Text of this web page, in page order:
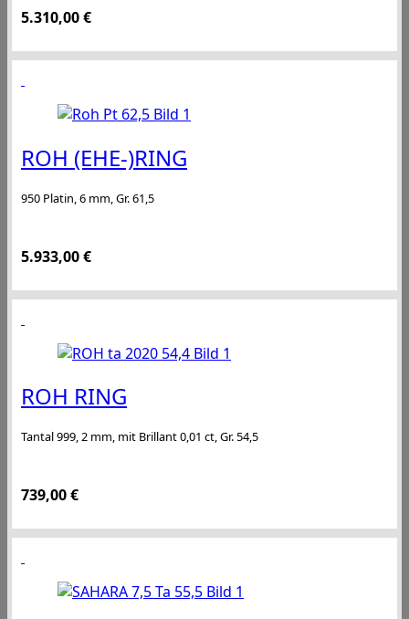
5.310,00€
ROH (EHE-)RING
950 Platin, 6 mm, Gr. 61,5
5.933,00€
ROH RING
Tantal 999, 2 mm, mit Brillant 0,01 ct, Gr. 54,5
739,00€